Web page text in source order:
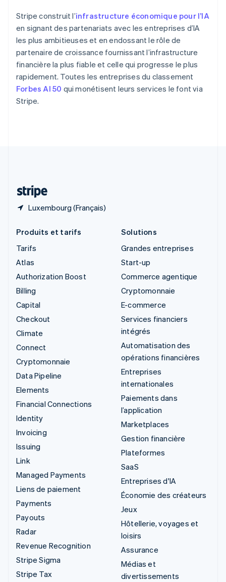
Stripe construit l’infrastructure économique pour l’IA
en signant des partenariats avec les entreprises d’IA
les plus ambitieuses et en endossant le rôle de
partenaire de croissance fournissant l’infrastructure
financière la plus fiable et celle qui progresse le plus
rapidement. Toutes les entreprises du classement
Forbes AI 50 qui monétisent leurs services le font via
Stripe.
Luxembourg (Français)
République tchèque
English
Roumanie
English
Royaume-Uni
English
Singapour
English 简体中文
Slovaquie
English
Produits et tarifs
Tarifs
Atlas
Authorization Boost
Billing
Capital
Checkout
Climate
Connect
Cryptomonnaie
Data Pipeline
Elements
Financial Connections
Identity
Invoicing
Issuing
Link
Managed Payments
Liens de paiement
Payments
Payouts
Radar
Revenue Recognition
Stripe Sigma
Stripe Tax
Solutions
Grandes entreprises
Start-up
Commerce agentique
Cryptomonnaie
E-commerce
Services financiers
intégrés
Automatisation des
opérations financières
Entreprises
internationales
Paiements dans
l’application
Marketplaces
Gestion financière
Plateformes
SaaS
Entreprises d'IA
Économie des créateurs
Jeux
Hôtellerie, voyages et
loisirs
Assurance
Médias et
divertissements